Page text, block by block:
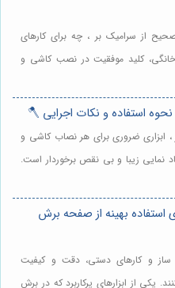
از سرامیک بر ، چه برای کارهای
کلید موفقیت در نصب کاشی و
استفاده و نکات اجرایی 🪓
، ابزاری ضروری برای هر نصاب کاشی و
نمایی زیبا و بی نقص برخوردار است.
استفاده بهینه از صفحه برش
و کارهای دستی، دقت و کیفیت
یکی از ابزارهای پرکاربرد که در برش